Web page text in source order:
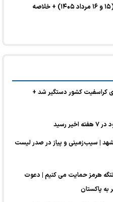
فیلم‌های سینمایی آخر هفته تلویزیون (۱۵ و ۱۶ مرداد ۱۴۰۵) + خلاصه
کشور دستگیر شد +
رسید
| سیب‌زمینی و پیاز در صدر لیست
تنگه هرمز حمایت می کنیم | دعوت
به پاکستان